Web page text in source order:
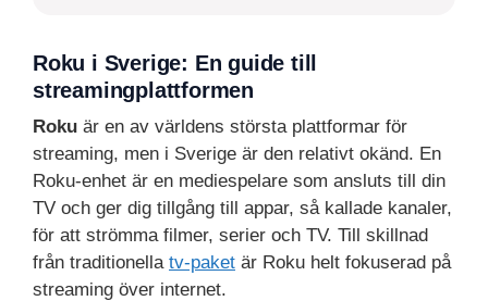
Roku i Sverige: En guide till
streamingplattformen
Roku är en av världens största plattformar för
streaming, men i Sverige är den relativt okänd. En
Roku-enhet är en mediespelare som ansluts till din
TV och ger dig tillgång till appar, så kallade kanaler,
för att strömma filmer, serier och TV. Till skillnad
från traditionella tv-paket är Roku helt fokuserad på
streaming över internet.